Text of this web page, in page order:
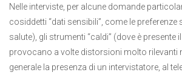
Nelle interviste, per alcune domande
cosiddetti “dati sensibili”, come le
salute), gli strumenti “caldi” (dove è presente
provocano a volte distorsioni molto rilevanti
generale la presenza di un intervistatore, al